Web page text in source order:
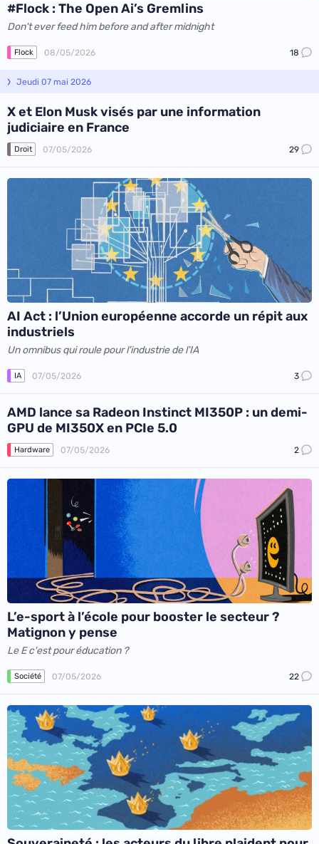
#Flock : The Open Ai’s Gremlins
Don't ever feed him before and after midnight
Flock 08/05/2026 18
Jeudi 07 mai 2026
X et Elon Musk visés par une information
judiciaire en France
Droit 07/05/2026 29
AI Act : l’Union européenne accorde un répit aux
industriels
Un omnibus qui roule pour l'industrie de l'IA
IA 07/05/2026 3
AMD lance sa Radeon Instinct MI350P : un demi-
GPU de MI350X en PCIe 5.0
Hardware 07/05/2026 2
L’e-sport à l’école pour booster le secteur ?
Matignon y pense
Le E c'est pour éducation ?
Société 07/05/2026 22